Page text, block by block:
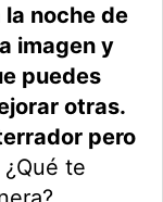
noche de
imagen y
puedes
otras.
pero
¿Qué te